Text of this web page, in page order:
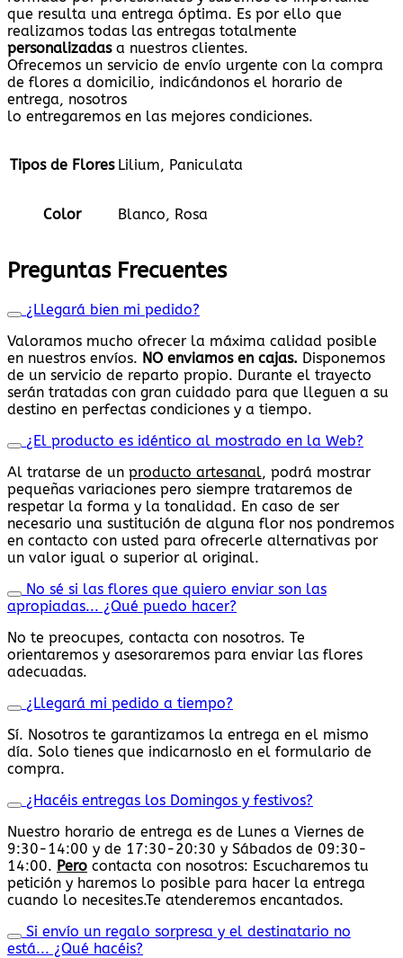
que resulta una entrega óptima. Es por ello que
realizamos todas las entregas totalmente
personalizadasa nuestros clientes.
Ofrecemos un servicio de envío urgente con la compra
de flores a domicilio, indicándonos el horario de
entrega, nosotros
lo entregaremos en las mejores condiciones.
Tipos de Flores Lilium, Paniculata
Color Blanco, Rosa
Preguntas Frecuentes
¿Llegará bien mi pedido?
Valoramos mucho ofrecer la máxima calidad posible
en nuestros envíos. NO enviamos en cajas. Disponemos
de un servicio de reparto propio. Durante el trayecto
serán tratadas con gran cuidado para que lleguen a su
destino en perfectas condiciones y a tiempo.
¿El producto es idéntico al mostrado en la Web?
Al tratarse de un producto artesanal, podrá mostrar
pequeñas variaciones pero siempre trataremos de
respetar la forma y la tonalidad. En caso de ser
necesario una sustitución de alguna flor nos pondremos
en contacto con usted para ofrecerle alternativas por
un valor igual o superior al original.
No sé si las flores que quiero enviar son las
apropiadas... ¿Qué puedo hacer?
No te preocupes, contacta con nosotros. Te
orientaremos y asesoraremos para enviar las flores
adecuadas.
¿Llegará mi pedido a tiempo?
Sí. Nosotros te garantizamos la entrega en el mismo
día. Solo tienes que indicarnoslo en el formulario de
compra.
¿Hacéis entregas los Domingos y festivos?
Nuestro horario de entrega es de Lunes a Viernes de
9:30-14:00 y de 17:30-20:30 y Sábados de 09:30-
14:00. Pero contacta con nosotros: Escucharemos tu
petición y haremos lo posible para hacer la entrega
cuando lo necesites.Te atenderemos encantados.
Si envío un regalo sorpresa y el destinatario no
está... ¿Qué hacéis?